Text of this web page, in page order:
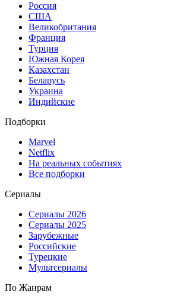
Россия
США
Великобритания
Франция
Турция
Южная Корея
Казахстан
Беларусь
Украина
Индийские
Подборки
Marvel
Netflix
На реальных событиях
Все подборки
Сериалы
Сериалы 2026
Сериалы 2025
Зарубежные
Российские
Турецкие
Мультсериалы
По Жанрам